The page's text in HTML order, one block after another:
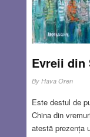
Evreii din
By Hava Oren
Este destul de
China din
atestă prezența